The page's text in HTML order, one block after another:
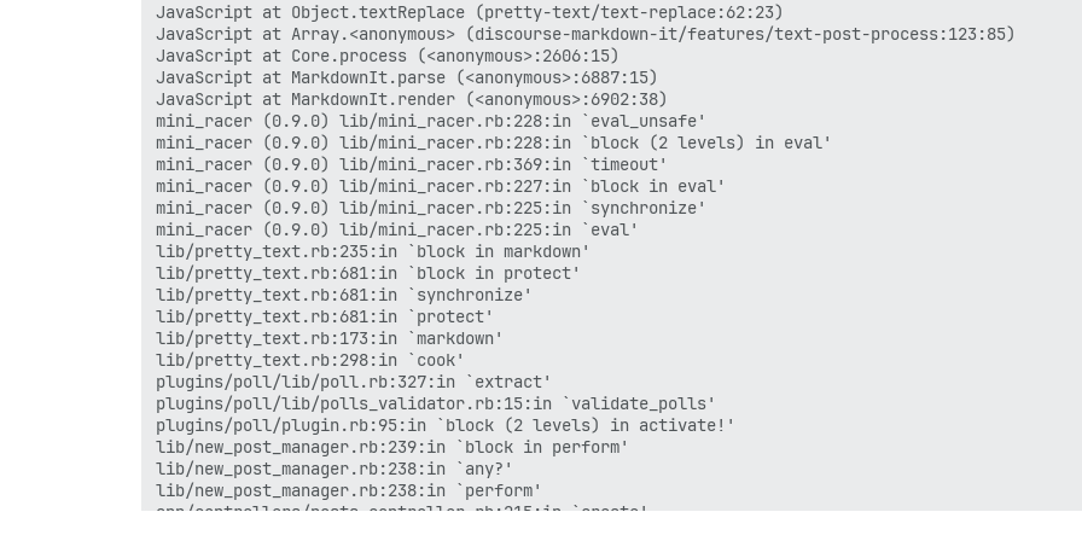
JavaScript at Object.textReplace (pretty-text/text-replace:62:23)
JavaScript at Array.<anonymous> (discourse-markdown-it/features/text-post-process:123:85)
JavaScript at Core.process (<anonymous>:2606:15)
JavaScript at MarkdownIt.parse (<anonymous>:6887:15)
JavaScript at MarkdownIt.render (<anonymous>:6902:38)
mini_racer (0.9.0) lib/mini_racer.rb:228:in `eval_unsafe'
mini_racer (0.9.0) lib/mini_racer.rb:228:in `block (2 levels) in eval'
mini_racer (0.9.0) lib/mini_racer.rb:369:in `timeout'
mini_racer (0.9.0) lib/mini_racer.rb:227:in `block in eval'
mini_racer (0.9.0) lib/mini_racer.rb:225:in `synchronize'
mini_racer (0.9.0) lib/mini_racer.rb:225:in `eval'
lib/pretty_text.rb:235:in `block in markdown'
lib/pretty_text.rb:681:in `block in protect'
lib/pretty_text.rb:681:in `synchronize'
lib/pretty_text.rb:681:in `protect'
lib/pretty_text.rb:173:in `markdown'
lib/pretty_text.rb:298:in `cook'
plugins/poll/lib/poll.rb:327:in `extract'
plugins/poll/lib/polls_validator.rb:15:in `validate_polls'
plugins/poll/plugin.rb:95:in `block (2 levels) in activate!'
lib/new_post_manager.rb:239:in `block in perform'
lib/new_post_manager.rb:238:in `any?'
lib/new_post_manager.rb:238:in `perform'
app/controllers/posts_controller.rb:215:in `create'